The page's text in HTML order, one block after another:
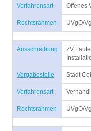
Verfahrensart Offenes
Rechtsrahmen UVgO/
Ausschreibung
ZV
Vergabestelle Stadt
Verfahrensart
Rechtsrahmen UVgO/